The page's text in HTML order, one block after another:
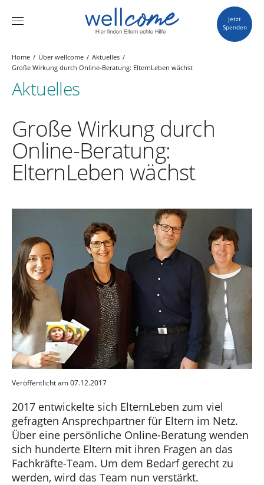
Jetzt
Spenden
Home Über wellcome
Aktuelles
Große Wirkung durch Online-Beratung: ElternLeben wächst
Aktuelles
Große Wirkung durch
Online-Beratung:
ElternLeben wächst
Veröffentlicht am 07.12.2017
2017 entwickelte sich ElternLeben zum viel
gefragten Ansprechpartner für Eltern im Netz.
Über eine persönliche Online-Beratung wenden
sich hunderte Eltern mit ihren Fragen an das
Fachkräfte-Team. Um dem Bedarf gerecht zu
werden, wird das Team nun verstärkt.